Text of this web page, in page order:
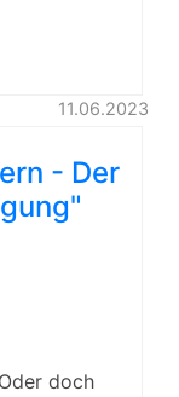
11.06.2023
- Der
doch